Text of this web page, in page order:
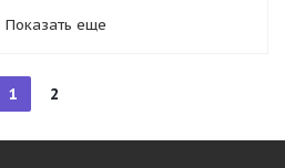
Показать еще
1 2